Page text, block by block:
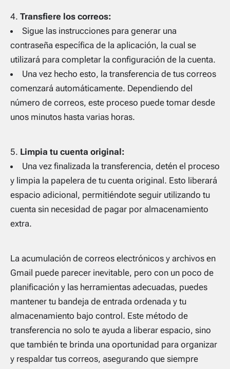
Transfiere los correos:
Sigue las instrucciones para generar una
contraseña específica de la aplicación, la cual se
utilizará para completar la configuración de la cuenta.
Una vez hecho esto, la transferencia de tus correos
comenzará automáticamente. Dependiendo del
número de correos, este proceso puede tomar desde
unos minutos hasta varias horas.
Limpia tu cuenta original:
Una vez finalizada la transferencia, detén el proceso
y limpia la papelera de tu cuenta original. Esto liberará
espacio adicional, permitiéndote seguir utilizando tu
cuenta sin necesidad de pagar por almacenamiento
extra.
La acumulación de correos electrónicos y archivos en
Gmail puede parecer inevitable, pero con un poco de
planificación y las herramientas adecuadas, puedes
mantener tu bandeja de entrada ordenada y tu
almacenamiento bajo control. Este método de
transferencia no solo te ayuda a liberar espacio, sino
que también te brinda una oportunidad para organizar
y respaldar tus correos, asegurando que siempre